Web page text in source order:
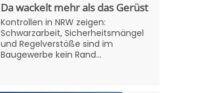
Da wackelt mehr als das Gerüst
Kontrollen in NRW zeigen:
Schwarzarbeit, Sicherheitsmängel
und Regelverstöße sind im
Baugewerbe kein Rand...